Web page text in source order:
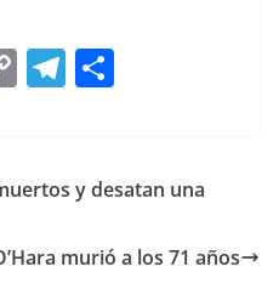
C
y
n
T
gr
m
e
y desatan una
murió a los 71 años